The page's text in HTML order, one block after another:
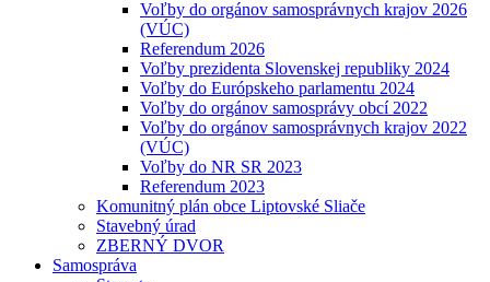
Voľby do orgánov samosprávnych krajov 2026
(VÚC)
Referendum 2026
Voľby prezidenta Slovenskej republiky 2024
Voľby do Európskeho parlamentu 2024
Voľby do orgánov samosprávy obcí 2022
Voľby do orgánov samosprávnych krajov 2022
(VÚC)
Voľby do NR SR 2023
Referendum 2023
Komunitný plán obce Liptovské Sliače
Stavebný úrad
ZBERNÝ DVOR
Samospráva